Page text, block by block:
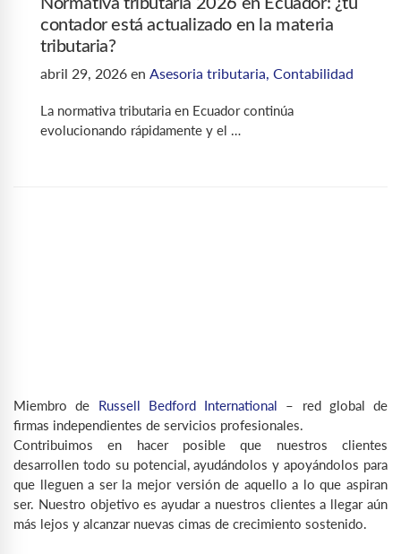
contador está actualizado en la materia
tributaria?
abril 29, 2026 en Asesoria tributaria, Contabilidad
La normativa tributaria en Ecuador continúa
evolucionando rápidamente y el …
Miembro de Russell Bedford International – red global de
firmas independientes de servicios profesionales.
Contribuimos en hacer posible que nuestros clientes
desarrollen todo su potencial, ayudándolos y apoyándolos para
que lleguen a ser la mejor versión de aquello a lo que aspiran
ser. Nuestro objetivo es ayudar a nuestros clientes a llegar aún
más lejos y alcanzar nuevas cimas de crecimiento sostenido.